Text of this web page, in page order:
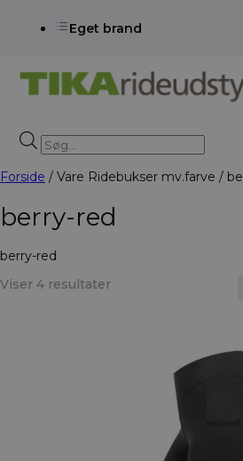
dEget brand
Products
search
Forside / Vare Ridebukser mv.farve /
berry-red
berry-red
Viser 4 resultater